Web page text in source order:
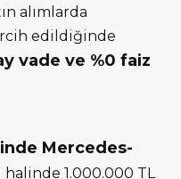
alımlarda
edildiğinde
vade ve %0 faiz
Mercedes-
1.000.000 TL